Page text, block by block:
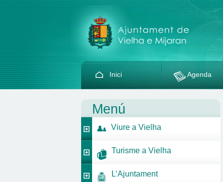
Inici Agenda
Menú
Viure a Vielha
Turisme a Vielha
L’Ajuntament